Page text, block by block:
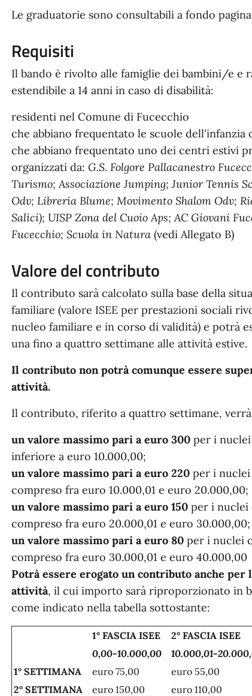
Le graduatorie sono consultabili a fondo
Requisiti
Il bando è rivolto alle famiglie dei bambini/e e
estendibile a 14 anni in caso di disabilità:
residenti nel Comune di Fucecchio
che abbiano frequentato le scuole dell'infanzia
che abbiano frequentato uno dei centri estivi
organizzati da: G.S. Folgore Pallacanestro
Turismo; Associazione Jumping; Junior Tennis
Odv; Libreria Blume; Movimento Shalom Odv;
Salici); UISP Zona del Cuoio Aps; AC Giovani
Fucecchio; Scuola in Natura (vedi Allegato B)
Valore del contributo
Il contributo sarà calcolato sulla base della
familiare (valore ISEE per prestazioni sociali
nucleo familiare e in corso di validità) e potrà
una fino a quattro settimane alle attività estive.
Il contributo non potrà comunque essere
attività.
Il contributo, riferito a quattro settimane,
un valore massimo pari a euro 300 per i
inferiore a euro 10.000,00;
un valore massimo pari a euro 220per i nuclei
compreso fra euro 10.000,01 e euro 20.000,00;
un valore massimo pari a euro 150per i nuclei
compreso fra euro 20.000,01 e euro 30.000,00;
un valore massimo pari a euro 80per i nuclei
compreso fra euro 30.000,01 e euro 40.000,00
Potrà essere erogato un contributo anche per
attività, il cui importo sarà riproporzionato in
come indicato nella tabella sottostante:
1° FASCIA ISEE 2° FASCIA ISEE
0,00-10.000,00
10.000,01-
1° SETTIMANA
euro 75,00 euro 55,00
2° SETTIMANA
euro 150,00 euro 110,00